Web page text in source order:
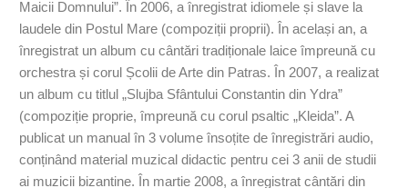
Maicii Domnului”. În 2006, a înregistrat idiomele și slave la
laudele din Postul Mare (compoziții proprii). În același an, a
înregistrat un album cu cântări tradiționale laice împreună cu
orchestra și corul Școlii de Arte din Patras. În 2007, a realizat
un album cu titlul „Slujba Sfântului Constantin din Ydra”
(compoziție proprie, împreună cu corul psaltic „Kleida”. A
publicat un manual în 3 volume însoțite de înregistrări audio,
conținând material muzical didactic pentru cei 3 anii de studii
ai muzicii bizantine. În martie 2008, a înregistrat cântări din